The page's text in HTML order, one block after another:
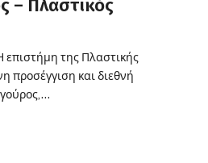
– Πλαστικός
επιστήμη της Πλαστικής
προσέγγιση και διεθνή